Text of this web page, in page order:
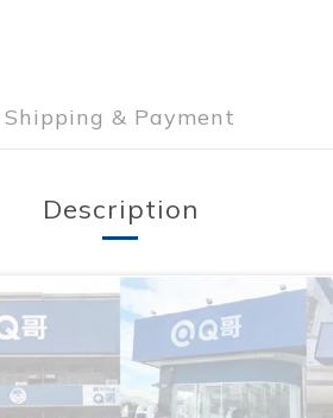
Shipping & Payment
Description